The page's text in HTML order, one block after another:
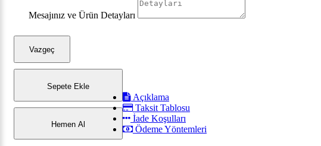
Mesajınız ve Ürün Detayları
Vazgeç
Sepete Ekle
Hemen Al
Açıklama
Taksit Tablosu
İade Koşulları
Ödeme Yöntemleri